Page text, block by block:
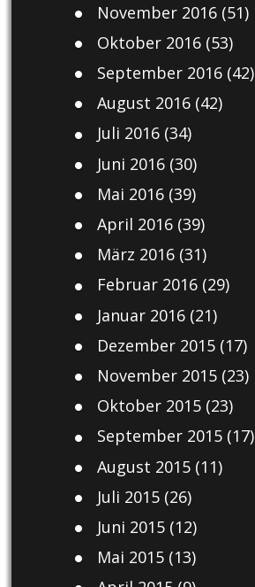
November 2016(51)
Oktober 2016(53)
September 2016(42)
August 2016(42)
Juli 2016(34)
Juni 2016(30)
Mai 2016(39)
April 2016(39)
März 2016(31)
Februar 2016(29)
Januar 2016(21)
Dezember 2015(17)
November 2015(23)
Oktober 2015(23)
September 2015(17)
August 2015(11)
Juli 2015(26)
Juni 2015(12)
Mai 2015(13)